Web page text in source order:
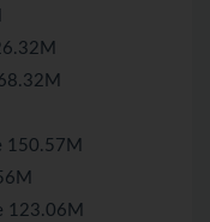
150.57M
123.06M